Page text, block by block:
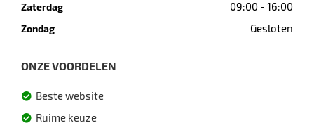
Zaterdag 09:00 - 16:00
Zondag Gesloten
ONZE VOORDELEN
Beste website
Ruime keuze